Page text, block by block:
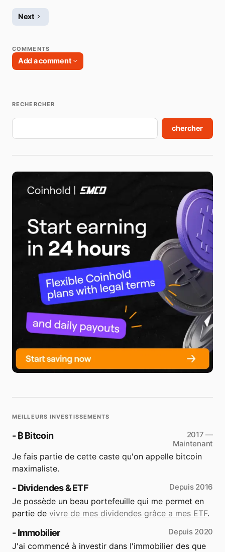
Next
COMMENTS
Add a comment
avec*
Message*
Save my name and e-mail in this browser for the next time
I comment.
RECHERCHER
chercher
MEILLEURS INVESTISSEMENTS
- ₿ Bitcoin
2017 —
Maintenant
Je fais partie de cette caste qu'on appelle bitcoin
maximaliste.
- Dividendes & ETF Depuis 2016
Je possède un beau portefeuille qui me permet en
partie de vivre de mes dividendes grâce a mes ETF.
- Immobilier Depuis 2020
J'ai commencé à investir dans l'immobilier des que